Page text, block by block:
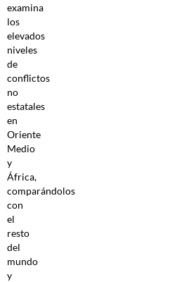
examina
los
elevados
niveles
de
conflictos
no
estatales
en
Oriente
Medio
y
África,
comparándolos
con
el
resto
del
mundo
y